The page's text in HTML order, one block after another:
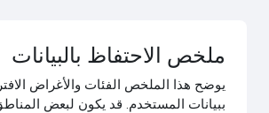
ملخص الاحتفاظ بالبيانات
يوضح هذا الملخص الفئات والأغراض
ببيانات المستخدم. قد يكون لبعض